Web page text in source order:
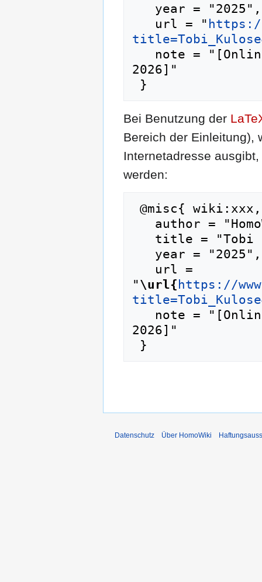
   url = "
https://
2026]"
Bei Benutzung der
Bereich der Einleitung),
Internetadresse
werden:
"\url{ https://
2026]"
Datenschutz Über HomoWiki